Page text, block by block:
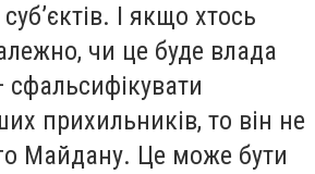
І якщо хтось
чи це буде влада
сфальсифікувати
прихильників, то він не
Майдану. Це може бути